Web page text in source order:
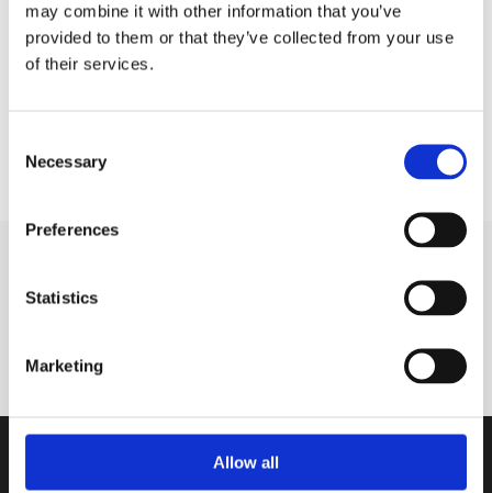
may combine it with other information that you’ve
provided to them or that they’ve collected from your use
of their services.
Selection
Necessary
Preferences
Statistics
Marketing
Allow all
Wartung der Fahrzeugklimaanlage: Warum darf man
Kältemittel nicht „nach Augenmaß“ nachfüllen?
Audi
Abonnieren